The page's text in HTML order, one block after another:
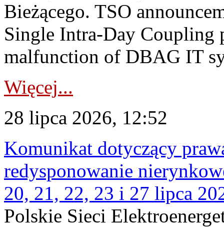
Bieżącego. TSO
Single Intra-Day Coupling
malfunction of DBAG IT
Więcej...
28 lipca 2026, 12:52
Komunikat dotyczący
redysponowanie
20, 21, 22, 23 i 27 lipca
Polskie Sieci